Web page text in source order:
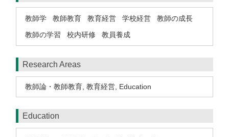
教師学 教師教育 教育経営 学校経営
教師の成長
教師の学習
校内研修 教員養成
Research Areas
教師論・教師教育 教育経営 Education
Education